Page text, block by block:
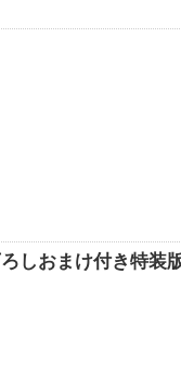
しおまけ付き特装